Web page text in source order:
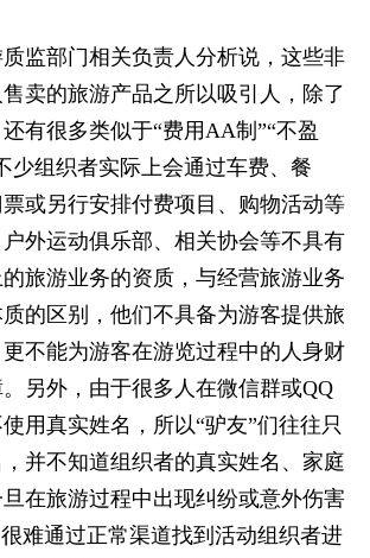
部门相关负责人分析说，这些非
卖的旅游产品之所以吸引人，除了
有很多类似于“费用AA制”“不盈
少组织者实际上会通过车费、餐
或另行安排付费项目、购物活动等
外运动俱乐部、相关协会等不具有
旅游业务的资质，与经营旅游业务
的区别，他们不具备为游客提供旅
不能为游客在游览过程中的人身财
另外，由于很多人在微信群或QQ
用真实姓名，所以“驴友”们往往只
并不知道组织者的真实姓名、家庭
在旅游过程中出现纠纷或意外伤害
难通过正常渠道找到活动组织者进